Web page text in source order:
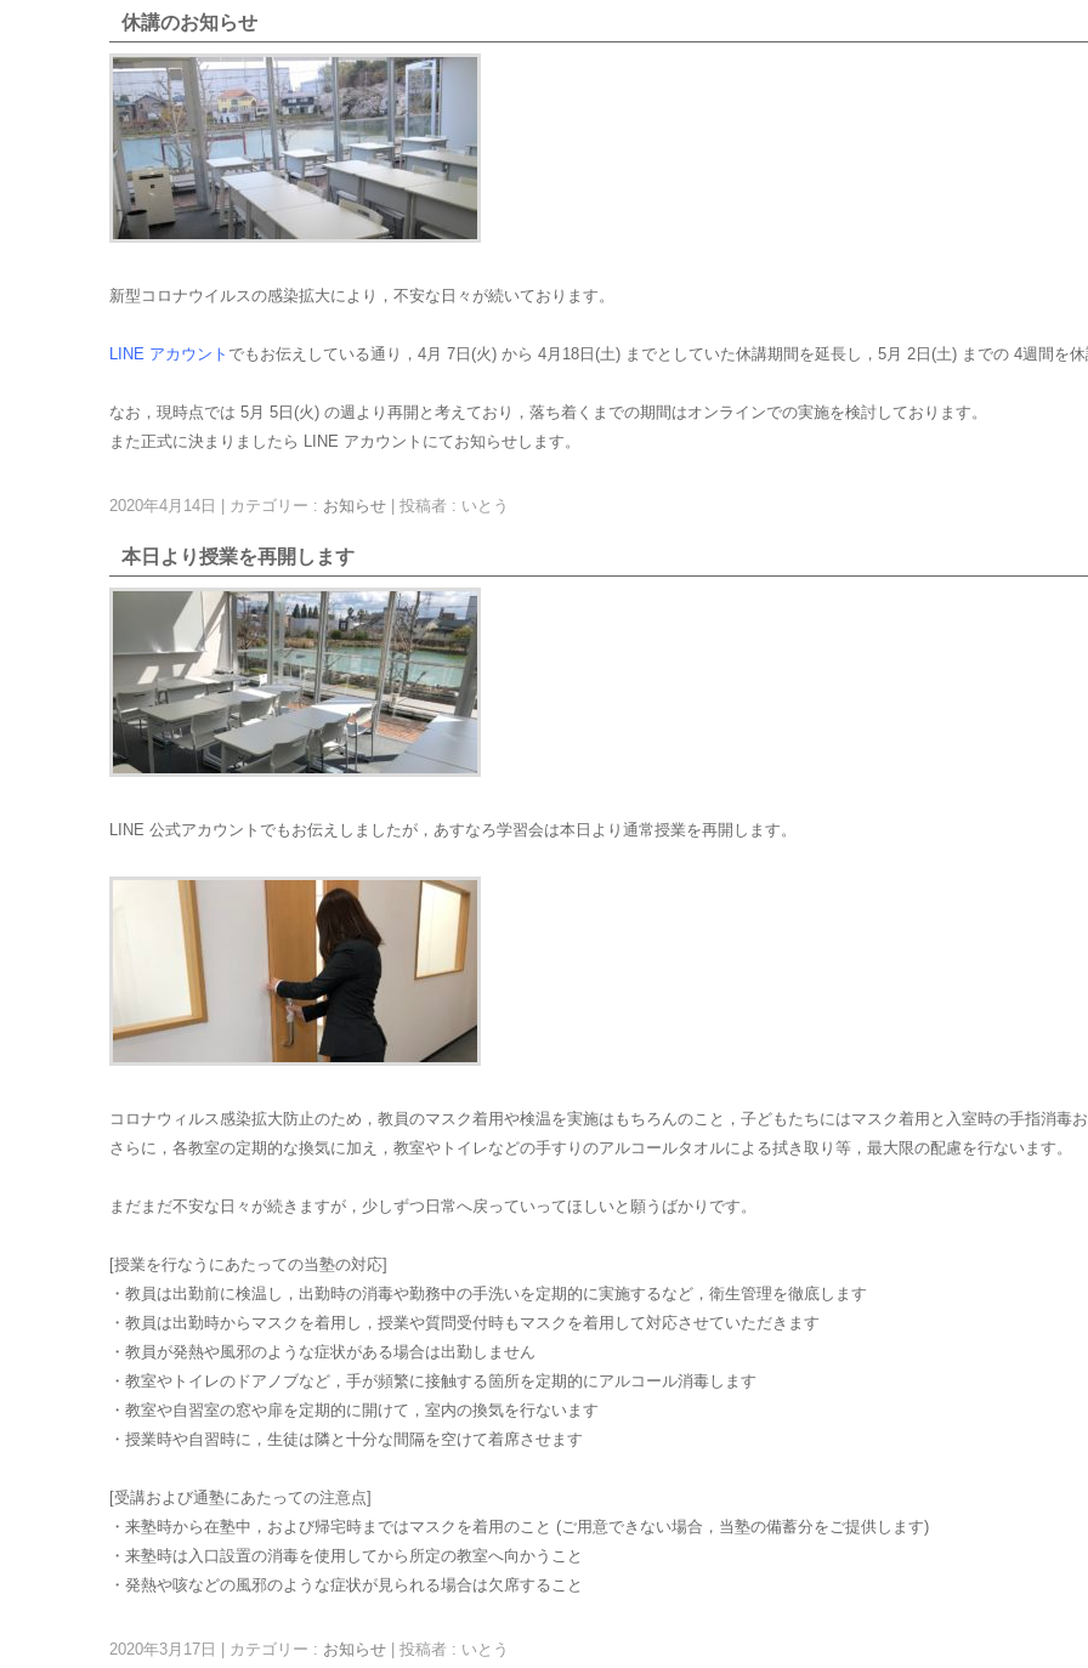
休講のお知らせ
新型コロナウイルスの感染拡大により，不安な日々が続いております。
LINE アカウント でもお伝えしている通り，4月 7日(火) から 4月18日(土) までとしていた休講期間を延長し，5月 2日(土) までの 4週間を休
なお，現時点では 5月 5日(火) の週より再開と考えており，落ち着くまでの期間はオンラインでの実施を検討しております。
また正式に決まりましたら LINE アカウントにてお知らせします。
2020年4月14日 カテゴリー : お知らせ 投稿者 : いとう
本日より授業を再開します
LINE 公式アカウントでもお伝えしましたが，あすなろ学習会は本日より通常授業を再開します。
コロナウィルス感染拡大防止のため，教員のマスク着用や検温を実施はもちろんのこと，子どもたちにはマスク着用と入室時の手指消毒
さらに，各教室の定期的な換気に加え，教室やトイレなどの手すりのアルコールタオルによる拭き取り等，最大限の配慮を行ないます。
まだまだ不安な日々が続きますが，少しずつ日常へ戻っていってほしいと願うばかりです。
[授業を行なうにあたっての当塾の対応]
・教員は出勤前に検温し，出勤時の消毒や勤務中の手洗いを定期的に実施するなど，衛生管理を徹底します
・教員は出勤時からマスクを着用し，授業や質問受付時もマスクを着用して対応させていただきます
・教員が発熱や風邪のような症状がある場合は出勤しません
・教室やトイレのドアノブなど，手が頻繁に接触する箇所を定期的にアルコール消毒します
・教室や自習室の窓や扉を定期的に開けて，室内の換気を行ないます
・授業時や自習時に，生徒は隣と十分な間隔を空けて着席させます
[受講および通塾にあたっての注意点]
・来塾時から在塾中，および帰宅時まではマスクを着用のこと (ご用意できない場合，当塾の備蓄分をご提供します)
・来塾時は入口設置の消毒を使用してから所定の教室へ向かうこと
・発熱や咳などの風邪のような症状が見られる場合は欠席すること
2020年3月17日 カテゴリー : お知らせ 投稿者 : いとう